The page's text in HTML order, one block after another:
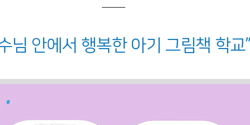
님 안에서 행복한 아기 그림책 학교”